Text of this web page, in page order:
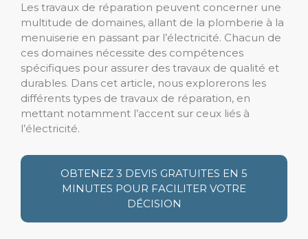
Les travaux de réparation peuvent concerner une
multitude de domaines, allant de la plomberie à la
menuiserie en passant par l’électricité. Chacun de
ces domaines nécessite des compétences
spécifiques pour assurer des travaux de qualité et
durables. Dans cet article, nous explorerons les
différents types de travaux de réparation, en
mettant notamment l’accent sur ceux liés à
l’électricité.
OBTENEZ 3 DEVIS GRATUITES EN 5
MINUTES POUR FACILITER VOTRE
DÉCISION